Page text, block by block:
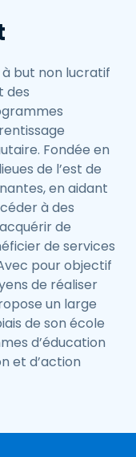
à but non lucratif
des
Fondée en
de l’est de
en aidant
à des
de
de services
pour objectif
de réaliser
un large
de son école
d’éducation
et d’action